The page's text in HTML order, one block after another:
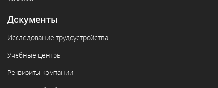
Документы
Исследование трудоустройства
Учебные центры
Реквизиты компании